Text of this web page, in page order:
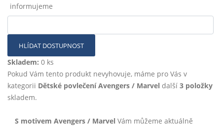
informujeme
HLÍDAT DOSTUPNOST
Skladem: 0 ks
Pokud Vám tento produkt nevyhovuje, máme pro Vás v
kategorii Dětské povlečení Avengers / Marvel další 3 položky
skladem.
S motivem Avengers / Marvel Vám můžeme aktuálně